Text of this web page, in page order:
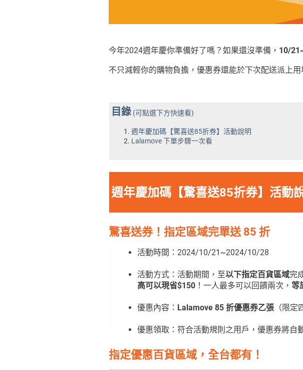
今年2024週年慶你準備好了嗎？如果還沒準備， 10/
不只減輕你的購物負擔，優惠券還能於下次配送派上
目錄 (可點選下方快速看)
週年慶加碼【驚喜送85折券】活動說明
Lalamove 下單步驟一次看
週年慶加碼【驚喜送85折券】活動
驚喜送券！指定區域完單送 85 折
活動時間：2024/10/21~2024/10/28
活動方式：活動期間，至以下指定百貨區域完
高可以現省$150 ！一人最多可以回饋兩次， 等
優惠內容： Lalamove 85 折優惠券乙張 （限定
優惠領取：符合活動規則之用戶，優惠券將自
指定優惠百貨區域， 全台都有！